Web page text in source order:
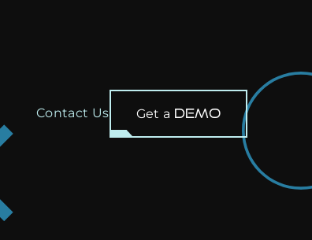
Contact Us Get a demo